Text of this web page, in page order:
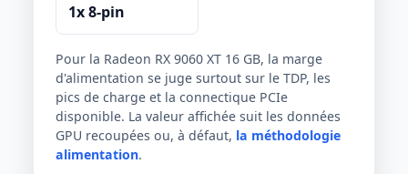
1x 8-pin
Pour la Radeon RX 9060 XT 16 GB, la marge
d'alimentation se juge surtout sur le TDP, les
pics de charge et la connectique PCIe
disponible. La valeur affichée suit les données
GPU recoupées ou, à défaut, la méthodologie
alimentation.